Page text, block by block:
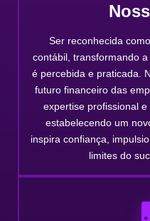
Ser reconhecida
contábil, transformando
é percebida e praticada.
futuro financeiro das
expertise profissional
estabelecendo um
inspira confiança,
limites do